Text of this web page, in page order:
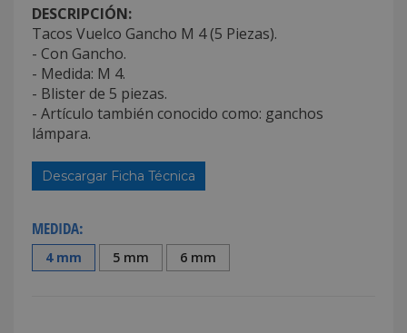
DESCRIPCIÓN:
Tacos Vuelco Gancho M 4 (5 Piezas).
- Con Gancho.
- Medida: M 4.
- Blister de 5 piezas.
- Artículo también conocido como: ganchos
lámpara.
Descargar Ficha Técnica
MEDIDA:
4 mm 5 mm 6 mm